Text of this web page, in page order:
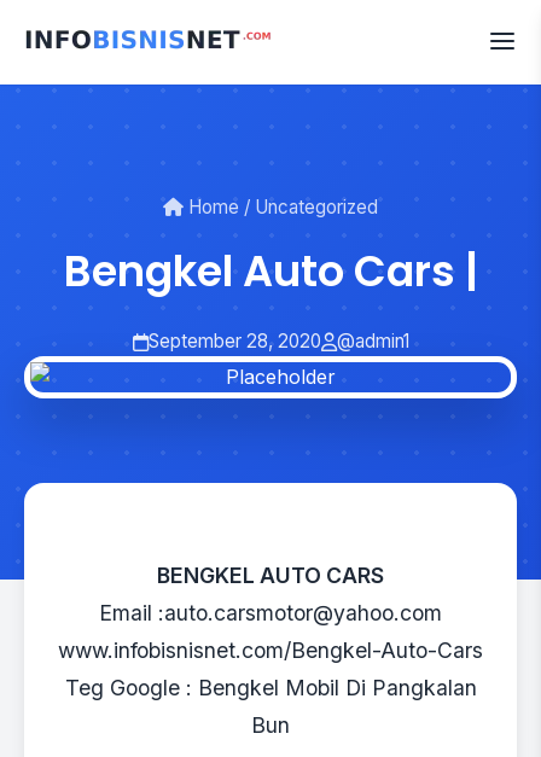
Home / Uncategorized
Bengkel Auto Cars |
September 28, 2020 @admin1
BENGKEL AUTO CARS
Email :auto.carsmotor@yahoo.com
www.infobisnisnet.com/Bengkel-Auto-Cars
Teg Google : Bengkel Mobil Di Pangkalan
Bun